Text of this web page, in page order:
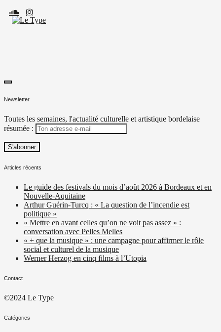
Skip
to
content
toggle
sidebar
Newsletter
Toutes les semaines, l'actualité culturelle et artistique bordelaise
résumée :
Articles récents
Le guide des festivals du mois d’août 2026 à Bordeaux et en
Nouvelle-Aquitaine
Arthur Guérin-Turcq : « La question de l’incendie est
politique »
« Mettre en avant celles qu’on ne voit pas assez » :
conversation avec Pelles Melles
« + que la musique » : une campagne pour affirmer le rôle
social et culturel de la musique
Werner Herzog en cinq films à l’Utopia
Contact
©2024 Le Type
Catégories